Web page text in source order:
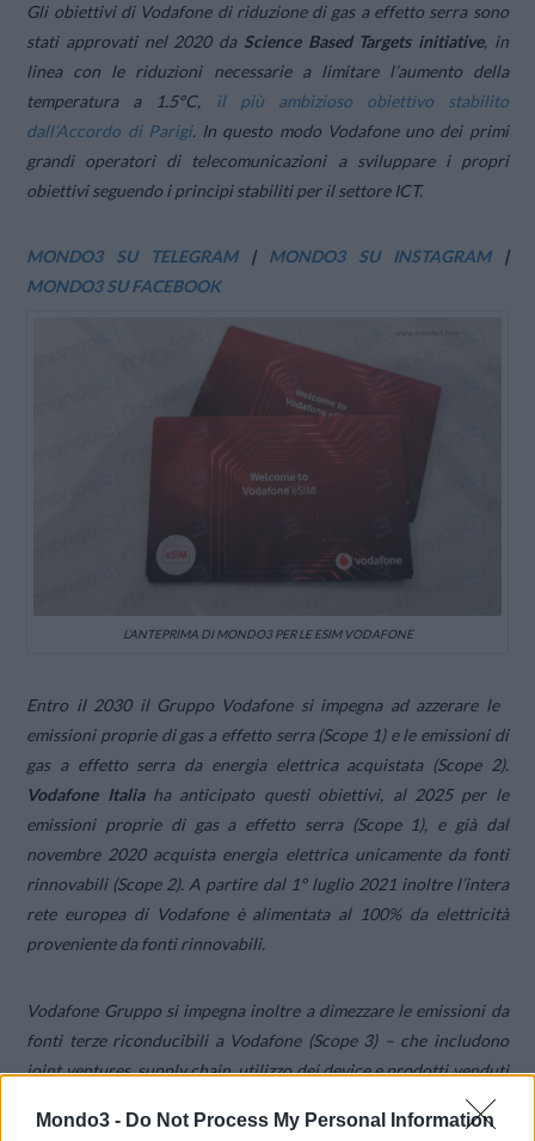
Mondo3 - Do Not Process My Personal Information
Gli obiettivi di Vodafone di riduzione di gas a effetto serra sono
stati approvati nel 2020 da Science Based Targets initiative, in
linea con le riduzioni necessarie a limitare l’aumento della
temperatura a 1.5°C, il più ambizioso obiettivo stabilito
dall’Accordo di Parigi. In questo modo Vodafone uno dei primi
grandi operatori di telecomunicazioni a sviluppare i propri
obiettivi seguendo i principi stabiliti per il settore ICT.
MONDO3 SU TELEGRAM| MONDO3 SU INSTAGRAM|
MONDO3 SU FACEBOOK
L’ANTEPRIMA DI MONDO3 PER LE ESIM VODAFONE
Entro il 2030 il Gruppo Vodafone si impegna ad azzerare le
emissioni proprie di gas a effetto serra (Scope 1) e le emissioni di
gas a effetto serra da energia elettrica acquistata (Scope 2).
Vodafone Italiaha anticipato questi obiettivi, al 2025 per le
emissioni proprie di gas a effetto serra (Scope 1), e già dal
novembre 2020 acquista energia elettrica unicamente da fonti
rinnovabili (Scope 2). A partire dal 1° luglio 2021 inoltre l’intera
rete europea di Vodafone è alimentata al 100% da elettricità
proveniente da fonti rinnovabili.
Vodafone Gruppo si impegna inoltre a dimezzare le emissioni da
fonti terze riconducibili a Vodafone (Scope 3) – che includono
joint ventures, supply chain, utilizzo dei device e prodotti venduti
– entro il 2030, e ad azzerarle completamente entro il 2040,
anticipando di dieci anni l’originario impegno di raggiungere